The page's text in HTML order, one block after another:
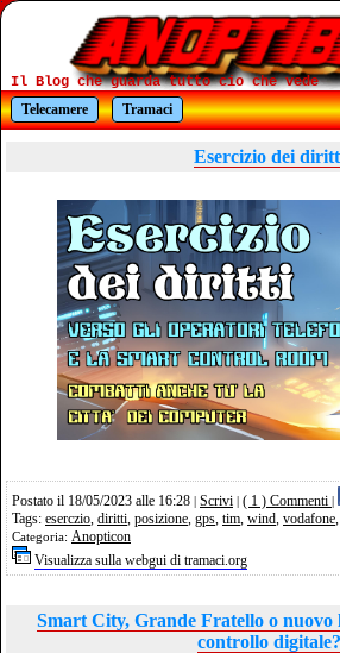
Il Blog che guarda tutto cio che vede
Telecamere
Tramaci
Esercizio dei
Postato il 18/05/2023 alle 16:28 Scrivi ( 1 ) Commenti
Tags: eserczio diritti posizione gps tim wind vodafone
Categoria: Anopticon
Visualizza sulla webgui di tramaci.org
Smart City, Grande Fratello o nuovo
controllo digitale?